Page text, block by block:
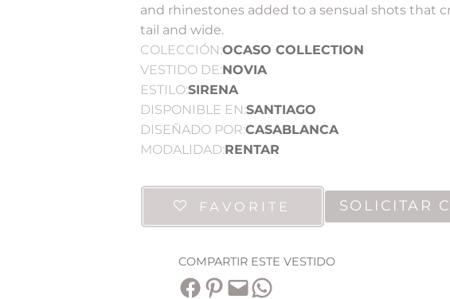
and rhinestones added to a sensual shots that
tail and wide.
COLECCIÓN:OCASO COLLECTION
VESTIDO DE:NOVIA
ESTILO:SIRENA
DISPONIBLE EN:SANTIAGO
DISEÑADO POR:CASABLANCA
MODALIDAD:RENTAR
FAVORITE SOLICITAR
COMPARTIR ESTE VESTIDO
Compartir en Facebook Compartir en Pinterest Envía esta página por correo electrónico Compartir en WhatsApp